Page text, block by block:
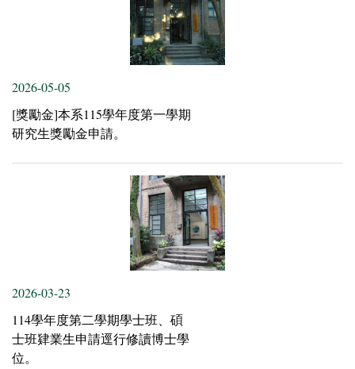
2026-05-05
[獎勵金]本系115學年度第一學期
研究生獎勵金申請。
2026-03-23
114學年度第二學期學士班、碩
士班肄業生申請逕行修讀博士學
位。